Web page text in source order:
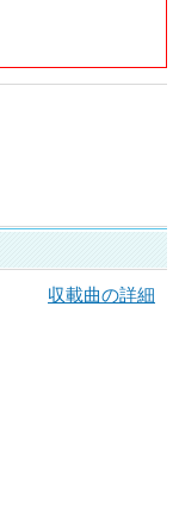
収載曲の詳細